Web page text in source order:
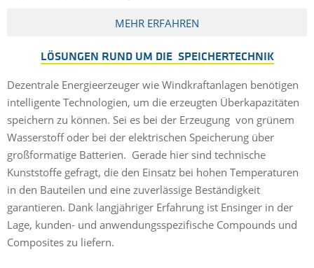
MEHR ERFAHREN
LÖSUNGEN RUND UM DIE SPEICHERTECHNIK
Dezentrale Energieerzeuger wie Windkraftanlagen benötigen
intelligente Technologien, um die erzeugten Überkapazitäten
speichern zu können. Sei es bei der Erzeugung von grünem
Wasserstoff oder bei der elektrischen Speicherung über
großformatige Batterien. Gerade hier sind technische
Kunststoffe gefragt, die den Einsatz bei hohen Temperaturen
in den Bauteilen und eine zuverlässige Beständigkeit
garantieren. Dank langjähriger Erfahrung ist Ensinger in der
Lage, kunden- und anwendungsspezifische Compounds und
Composites zu liefern.